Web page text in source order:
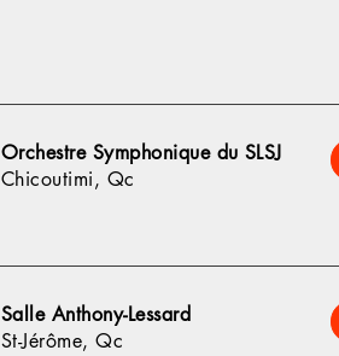
Orchestre Symphonique du SLSJ
Chicoutimi, Qc
Salle Anthony-Lessard
St-Jérôme, Qc